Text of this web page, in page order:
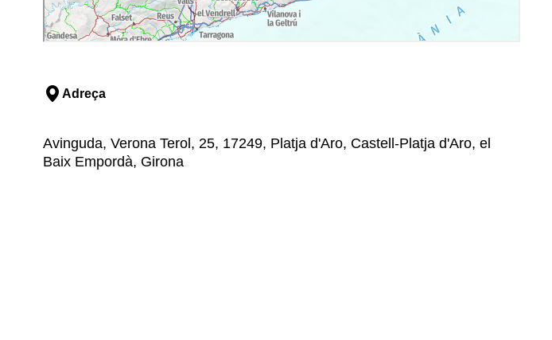
Adreça
Avinguda, Verona Terol, 25, 17249, Platja d'Aro, Castell-Platja d'Aro, el
Baix Empordà, Girona